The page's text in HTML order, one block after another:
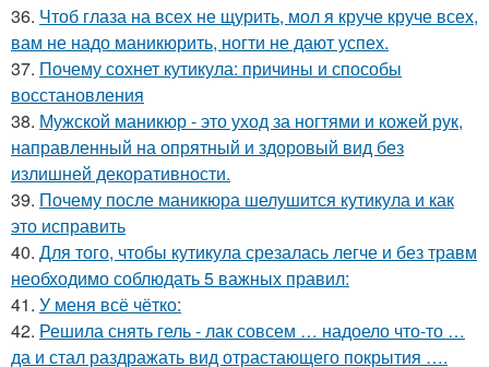
36. Чтоб глаза на всех не щурить, мол я круче круче всех,
вам не надо маникюрить, ногти не дают успех.
37. Почему сохнет кутикула: причины и способы
восстановления
38. Мужской маникюр - это уход за ногтями и кожей рук,
направленный на опрятный и здоровый вид без
излишней декоративности.
39. Почему после маникюра шелушится кутикула и как
это исправить
40. Для того, чтобы кутикула срезалась легче и без травм
необходимо соблюдать 5 важных правил:
41. У меня всё чётко:
42. Решила снять гель - лак совсем … надоело что-то …
да и стал раздражать вид отрастающего покрытия ….